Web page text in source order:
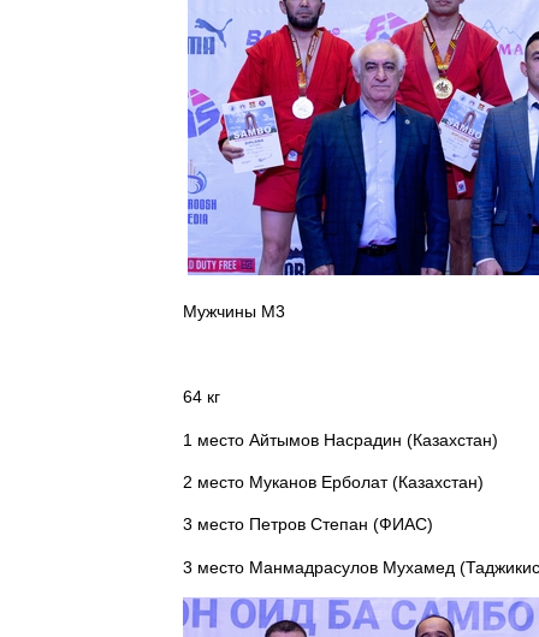
Мужчины М3
64 кг
1 место Айтымов Насрадин (Казахстан)
2 место Муканов Ерболат (Казахстан)
3 место Петров Степан (ФИАС)
3 место Манмадрасулов Мухамед